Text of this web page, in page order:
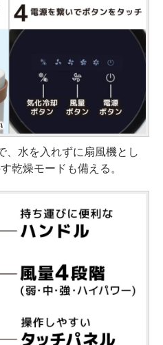
水を入れずに扇風機とし
乾燥モードも備える。